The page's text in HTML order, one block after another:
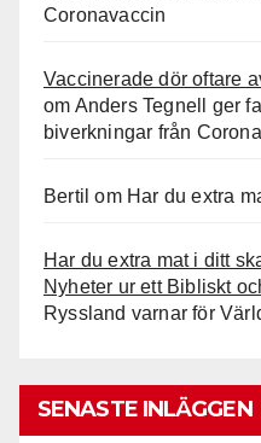
Coronavaccin
Vaccinerade dör oftare
om Anders Tegnell ger
biverkningar från
Bertil om Har du extra
Har du extra mat i ditt
Nyheter ur ett Bibliskt
Ryssland varnar för
SENASTE INLÄGGEN